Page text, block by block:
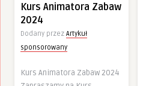
Kurs Animatora Zabaw
2024
Dodany przez Artykuł
sponsorowany
Kurs Animatora Zabaw 2024